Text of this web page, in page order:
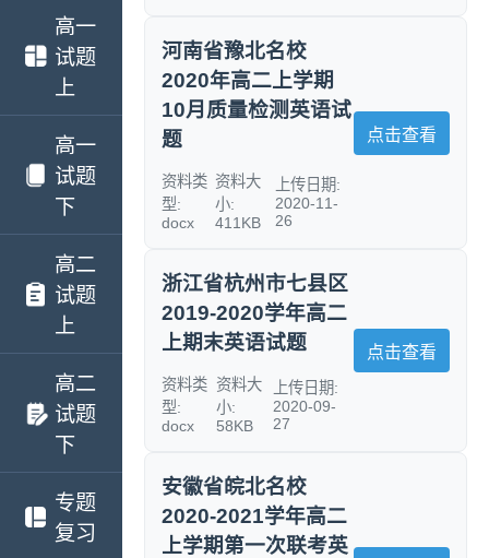
高一
试题
上
高一
试题
下
高二
试题
上
高二
试题
下
专题
复习
河南省豫北名校
2020年高二上学期
10月质量检测英语试
题
资料类
型:
docx
资料大
小:
411KB
上传日期:
2020-11-
26
点击查看
浙江省杭州市七县区
2019-2020学年高二
上期末英语试题
资料类
型:
docx
资料大
小:
58KB
上传日期:
2020-09-
27
点击查看
安徽省皖北名校
2020-2021学年高二
上学期第一次联考英